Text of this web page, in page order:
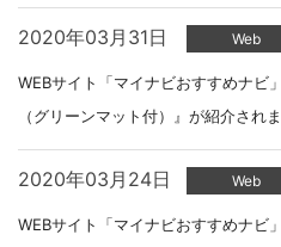
2020年03月31日 Web
WEBサイト「マイナビおすすめナビ
（グリーンマット付）』が紹介されま
2020年03月24日 Web
WEBサイト「マイナビおすすめナビ